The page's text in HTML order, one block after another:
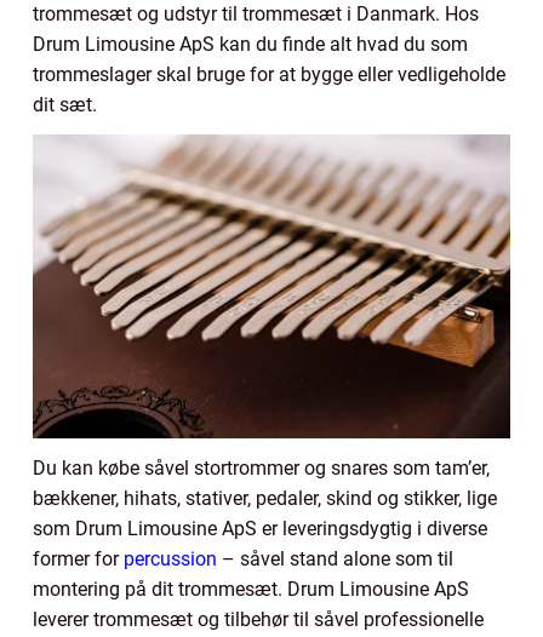
trommesæt og udstyr til trommesæt i Danmark. Hos
Drum Limousine ApS kan du finde alt hvad du som
trommeslager skal bruge for at bygge eller vedligeholde
dit sæt.
Du kan købe såvel stortrommer og snares som tam’er,
bækkener, hihats, stativer, pedaler, skind og stikker, lige
som Drum Limousine ApS er leveringsdygtig i diverse
former for percussion – såvel stand alone som til
montering på dit trommesæt. Drum Limousine ApS
leverer trommesæt og tilbehør til såvel professionelle